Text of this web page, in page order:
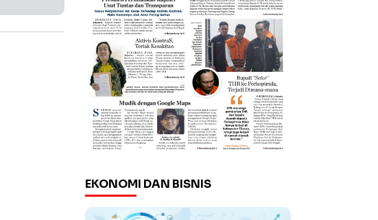
EKONOMI DAN BISNIS